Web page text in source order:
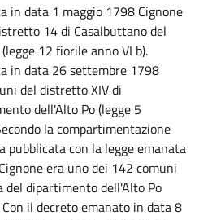
in data 1 maggio 1798 Cignone
14 di Casalbuttano del
12 fiorile anno VI b).
in data 26 settembre 1798
del distretto XIV di
dell'Alto Po (legge 5
la compartimentazione
pubblicata con la legge emanata
era uno dei 142 comuni
del dipartimento dell'Alto Po
il decreto emanato in data 8